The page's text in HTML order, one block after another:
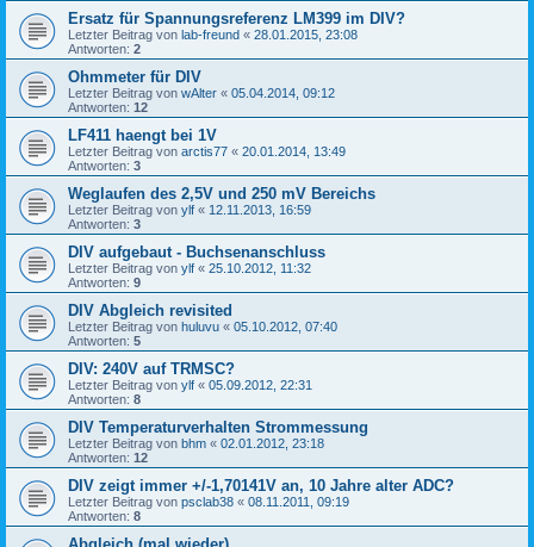
Ersatz für Spannungsreferenz LM399 im DIV?
Letzter Beitrag von lab-freund « 28.01.2015, 23:08
Antworten: 2
Ohmmeter für DIV
Letzter Beitrag von wAlter « 05.04.2014, 09:12
Antworten: 12
LF411 haengt bei 1V
Letzter Beitrag von arctis77 « 20.01.2014, 13:49
Antworten: 3
Weglaufen des 2,5V und 250 mV Bereichs
Letzter Beitrag von ylf « 12.11.2013, 16:59
Antworten: 3
DIV aufgebaut - Buchsenanschluss
Letzter Beitrag von ylf « 25.10.2012, 11:32
Antworten: 9
DIV Abgleich revisited
Letzter Beitrag von huluvu « 05.10.2012, 07:40
Antworten: 5
DIV: 240V auf TRMSC?
Letzter Beitrag von ylf « 05.09.2012, 22:31
Antworten: 8
DIV Temperaturverhalten Strommessung
Letzter Beitrag von bhm « 02.01.2012, 23:18
Antworten: 12
DIV zeigt immer +/-1,70141V an, 10 Jahre alter ADC?
Letzter Beitrag von psclab38 « 08.11.2011, 09:19
Antworten: 8